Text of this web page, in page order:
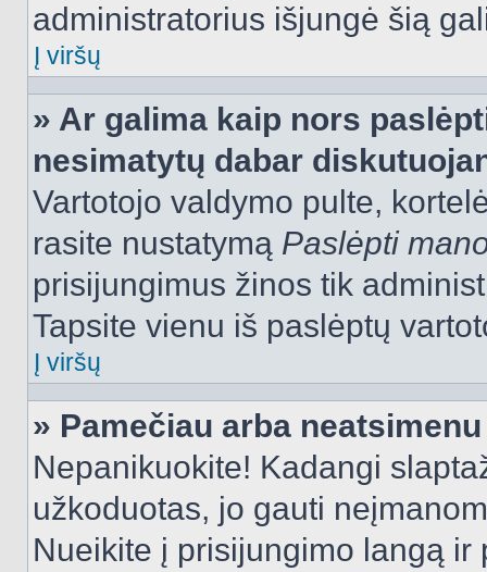
administratorius išjungė šią
Į viršų
» Ar galima kaip nors
nesimatytų dabar
Vartotojo valdymo pulte,
rasite nustatymą Paslėpti
prisijungimus žinos tik
Tapsite vienu iš paslėptų
Į viršų
» Pamečiau arba
Nepanikuokite! Kadangi
užkoduotas, jo gauti
Nueikite į prisijungimo langą